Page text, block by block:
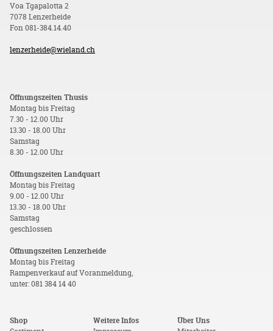
Voa Tgapalotta 2
7078 Lenzerheide
Fon 081-384.14.40
lenzerheide@wieland.ch
Öffnungszeiten Thusis
Montag bis Freitag
7.30 - 12.00 Uhr
13.30 - 18.00 Uhr
Samstag
8.30 - 12.00 Uhr
Öffnungszeiten Landquart
Montag bis Freitag
9.00 - 12.00 Uhr
13.30 - 18.00 Uhr
Samstag
geschlossen
Öffnungszeiten Lenzerheide
Montag bis Freitag
Rampenverkauf auf Voranmeldung,
unter: 081 384 14 40
Shop
Weitere Infos
Über Uns